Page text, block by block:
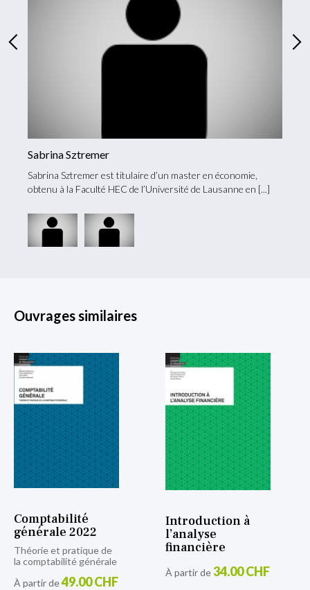
Sabrina Sztremer
Sabrina Sztremer est titulaire d’un master en économie,
obtenu à la Faculté HEC de l’Université de Lausanne en
Ouvrages similaires
Comptabilité
générale 2022
Théorie et pratique de
la comptabilité générale
À partir de49.00 CHF
Introduction à
l’analyse
financière
À partir de34.00 CHF